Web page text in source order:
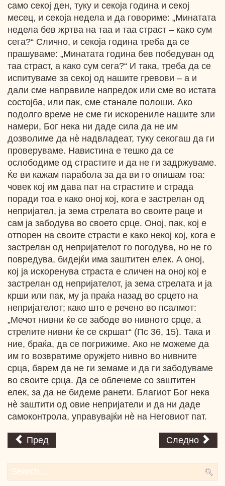
само секој ден, туку и секоја година и секој
месец, и секоја недела и да говориме: „Минатата
недела бев жртва на таа и таа страст – како сум
сега?“ Слично, и секоја година треба да се
прашуваме: „Минатата година бев победуван од
таа страст, а како сум сега?“ И така, треба да се
испитуваме за секој од нашите гревови – а и
дали сме направиле напредок или сме во истата
состојба, или пак, сме станале полоши. Ако
подолго време не сме ги искорениле нашите зли
намери, Бог нека ни даде сила да не им
дозволиме да нè надвладеат, туку секогаш да ги
проверуваме. Навистина е тешко да се
ослободиме од страстите и да не ги задржуваме.
Ќе ви кажам парабола за да ви го опишам тоа:
човек кој им дава пат на страстите и страда
поради тоа е како оној кој, кога е застрелан од
непријател, ја зема стрелата во своите раце и
сам ја забодува во своето срце. Оној, пак, кој е
отпорен на своите страсти е како некој кој, кога е
застрелан од непријателот го погодува, но не го
повредува, бидејќи има заштитен елек. А оној,
кој ја искоренува страста е сличен на оној кој е
застрелан од непријателот, ја зема стрелата и ја
крши или пак, му ја праќа назад во срцето на
непријателот; како што е речено во псалмот:
„Мечот нивни ќе се забоде во нивното срце, а
стрелите нивни ќе се скршат“ (Пс 36, 15). Така и
ние, браќа, да се погрижиме. Ако не можеме да
им го возвратиме оружјето нивно во нивните
срца, барем да не ги земаме и да ги забодуваме
во своите срца. Да се облечеме со заштитен
елек, за да не бидеме ранети. Благиот Бог нека
нè заштити од овие непријатели и да ни даде
самоконтрола, управувајќи нè на Неговиот пат.
Пред Следно